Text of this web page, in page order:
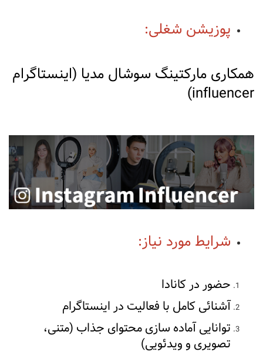
پوزیشن شغلی:
همکاری مارکتینگ سوشال مدیا (اینستاگرام
influencer)
شرایط مورد نیاز:
حضور در کانادا
آشنائی کامل با فعالیت در اینستاگرام
توانایی آماده سازی محتوای جذاب (متنی،
تصویری و ویدئویی)